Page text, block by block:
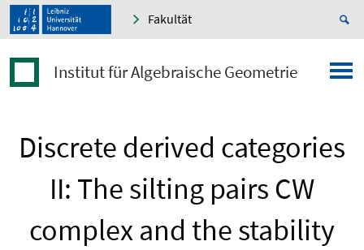
Fakultät
Institut für Algebraische Geometrie
Discrete derived categories
II: The silting pairs CW
complex and the stability